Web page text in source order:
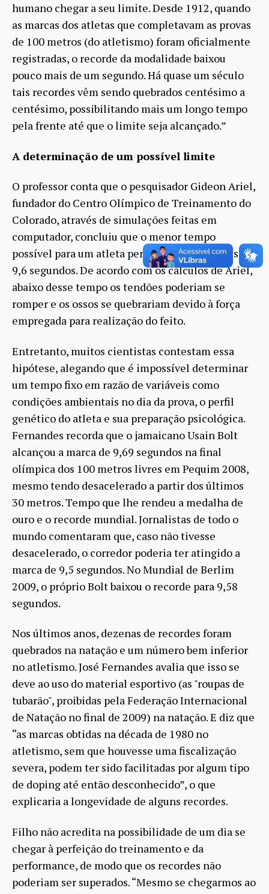
humano chegar a seu limite. Desde 1912, quando
as marcas dos atletas que completavam as provas
de 100 metros (do atletismo) foram oficialmente
registradas, o recorde da modalidade baixou
pouco mais de um segundo. Há quase um século
tais recordes vêm sendo quebrados centésimo a
centésimo, possibilitando mais um longo tempo
pela frente até que o limite seja alcançado.”
A determinação de um possível limite
O professor conta que o pesquisador Gideon Ariel,
fundador do Centro Olímpico de Treinamento do
Colorado, através de simulações feitas em
computador, concluiu que o menor tempo
possível para um atleta percorrer 100 metros são
9,6 segundos. De acordo com os cálculos de Ariel,
abaixo desse tempo os tendões poderiam se
romper e os ossos se quebrariam devido à força
empregada para realização do feito.
Entretanto, muitos cientistas contestam essa
hipótese, alegando que é impossível determinar
um tempo fixo em razão de variáveis como
condições ambientais no dia da prova, o perfil
genético do atleta e sua preparação psicológica.
Fernandes recorda que o jamaicano Usain Bolt
alcançou a marca de 9,69 segundos na final
olímpica dos 100 metros livres em Pequim 2008,
mesmo tendo desacelerado a partir dos últimos
30 metros. Tempo que lhe rendeu a medalha de
ouro e o recorde mundial. Jornalistas de todo o
mundo comentaram que, caso não tivesse
desacelerado, o corredor poderia ter atingido a
marca de 9,5 segundos. No Mundial de Berlim
2009, o próprio Bolt baixou o recorde para 9,58
segundos.
Nos últimos anos, dezenas de recordes foram
quebrados na natação e um número bem inferior
no atletismo. José Fernandes avalia que isso se
deve ao uso do material esportivo (as "roupas de
tubarão", proibidas pela Federação Internacional
de Natação no final de 2009) na natação. E diz que
“as marcas obtidas na década de 1980 no
atletismo, sem que houvesse uma fiscalização
severa, podem ter sido facilitadas por algum tipo
de doping até então desconhecido”, o que
explicaria a longevidade de alguns recordes.
Filho não acredita na possibilidade de um dia se
chegar à perfeição do treinamento e da
performance, de modo que os recordes não
poderiam ser superados. “Mesmo se chegarmos ao